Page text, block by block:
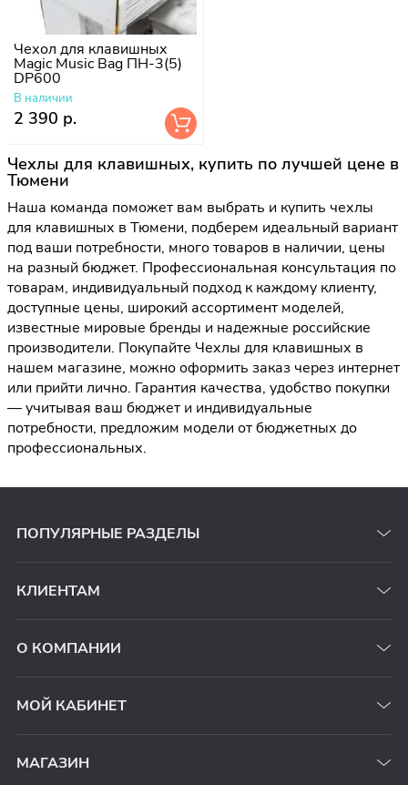
Чехол для клавишных
Magic Music Bag ПН-3(5)
DP600
В наличии
2 390 р.
Чехлы для клавишных, купить по лучшей цене в
Тюмени
Наша команда поможет вам выбрать и купить чехлы
для клавишных в Тюмени, подберем идеальный вариант
под ваши потребности, много товаров в наличии, цены
на разный бюджет. Профессиональная консультация по
товарам, индивидуальный подход к каждому клиенту,
доступные цены, широкий ассортимент моделей,
известные мировые бренды и надежные российские
производители. Покупайте Чехлы для клавишных в
нашем магазине, можно оформить заказ через интернет
или прийти лично. Гарантия качества, удобство покупки
— учитывая ваш бюджет и индивидуальные
потребности, предложим модели от бюджетных до
профессиональных.
ПОПУЛЯРНЫЕ РАЗДЕЛЫ
КЛИЕНТАМ
О КОМПАНИИ
МОЙ КАБИНЕТ
МАГАЗИН